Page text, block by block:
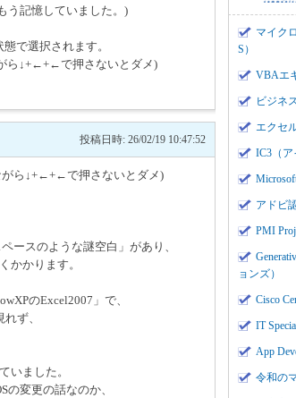
う記憶していました。)
で選択されます。
ら↓+←+←で押さないとダメ)
投稿日時: 26/02/19 10:47:52
がら↓+←+←で押さないとダメ)
ースのような謎空白」があり、
かかります。
のExcel2007」で、
ず、
いました。
変更の話なのか、
マイク
S）
VBAエ
ビジネ
エクセ
IC3（ア
アドビ
PMI
ョンズ）
Cisco
IT
App
令和の